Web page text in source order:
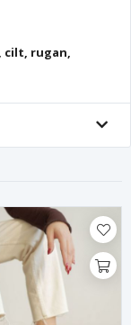
cilt, rugan,